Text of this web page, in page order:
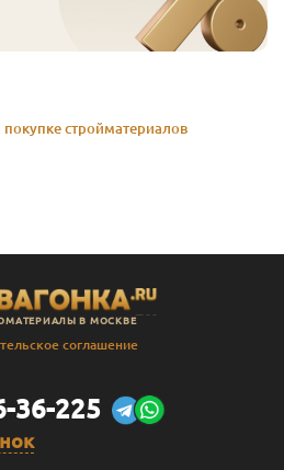
стройматериалов
В МОСКВЕ
соглашение
36-225